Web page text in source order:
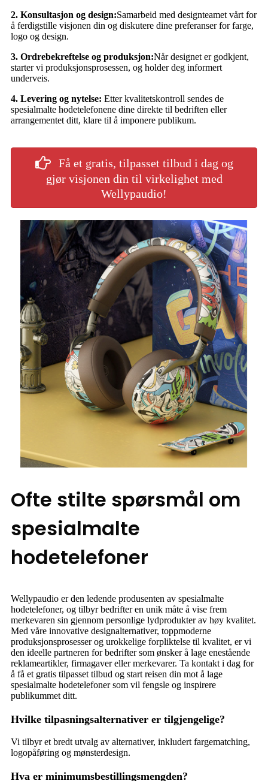
2. Konsultasjon og design:Samarbeid med designteamet vårt for
å ferdigstille visjonen din og diskutere dine preferanser for farge,
logo og design.
3. Ordrebekreftelse og produksjon:Når designet er godkjent,
starter vi produksjonsprosessen, og holder deg informert
underveis.
4. Levering og nytelse: Etter kvalitetskontroll sendes de
spesialmalte hodetelefonene dine direkte til bedriften eller
arrangementet ditt, klare til å imponere publikum.
Få et gratis, tilpasset tilbud i dag og
gjør visjonen din til virkelighet med
Wellypaudio!
Ofte stilte spørsmål om
spesialmalte
hodetelefoner
Wellypaudio er den ledende produsenten av spesialmalte
hodetelefoner, og tilbyr bedrifter en unik måte å vise frem
merkevaren sin gjennom personlige lydprodukter av høy kvalitet.
Med våre innovative designalternativer, toppmoderne
produksjonsprosesser og urokkelige forpliktelse til kvalitet, er vi
den ideelle partneren for bedrifter som ønsker å lage enestående
reklameartikler, firmagaver eller merkevarer. Ta kontakt i dag for
å få et gratis tilpasset tilbud og start reisen din mot å lage
spesialmalte hodetelefoner som vil fengsle og inspirere
publikummet ditt.
Hvilke tilpasningsalternativer er tilgjengelige?
Vi tilbyr et bredt utvalg av alternativer, inkludert fargematching,
logopåføring og mønsterdesign.
Hva er minimumsbestillingsmengden?